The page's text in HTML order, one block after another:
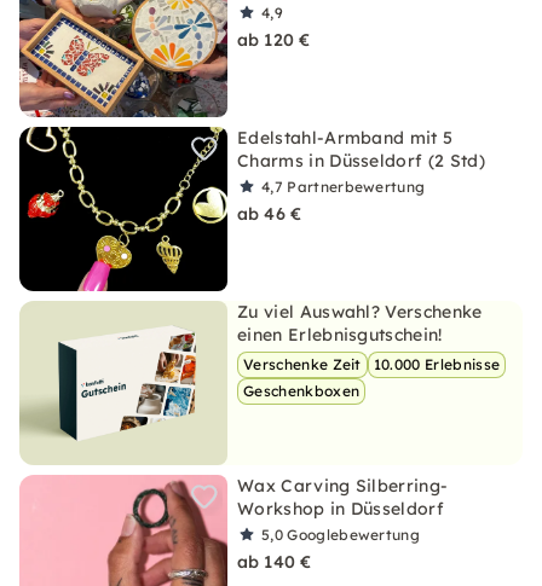
4,9
ab 120 €
Edelstahl-Armband mit 5
Charms in Düsseldorf (2 Std)
4,7 Partnerbewertung
ab 46 €
Zu viel Auswahl? Verschenke
einen Erlebnisgutschein!
Verschenke Zeit
10.000 Erlebnisse
Geschenkboxen
Wax Carving Silberring-
Workshop in Düsseldorf
5,0Googlebewertung
ab 140 €